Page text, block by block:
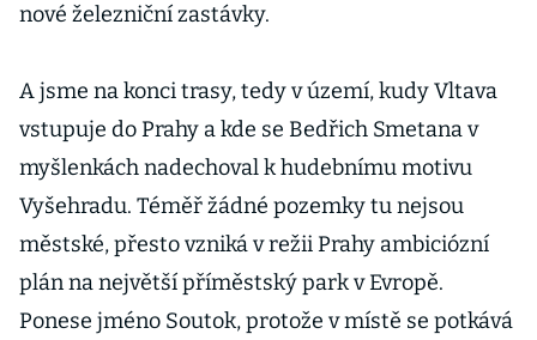
nové železniční zastávky.
A jsme na konci trasy, tedy v území, kudy Vltava
vstupuje do Prahy a kde se Bedřich Smetana v
myšlenkách nadechoval k hudebnímu motivu
Vyšehradu. Téměř žádné pozemky tu nejsou
městské, přesto vzniká v režii Prahy ambiciózní
plán na největší příměstský park v Evropě.
Ponese jméno Soutok, protože v místě se potkává